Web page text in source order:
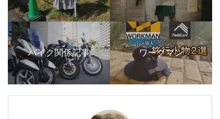
バイク関係記事 ワークマン